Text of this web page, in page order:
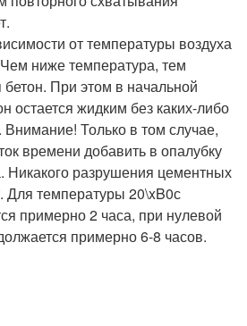
от температуры воздуха
ниже температура, тем
При этом в начальной
остается жидким без каких-либо
Внимание! Только в том случае,
времени добавить в опалубку
Никакого разрушения цементных
Для температуры 20\xB0с
примерно 2 часа, при нулевой
примерно 6-8 часов.